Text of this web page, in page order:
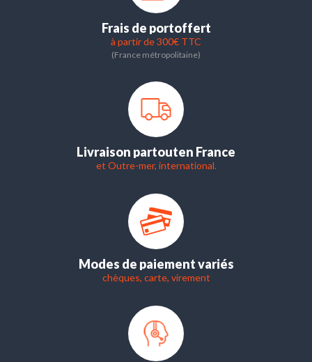
Frais de portoffert
à partir de 300€ TTC
(France métropolitaine)
Livraison partouten France
et Outre-mer, international.
Modes de paiement variés
chèques, carte, virement